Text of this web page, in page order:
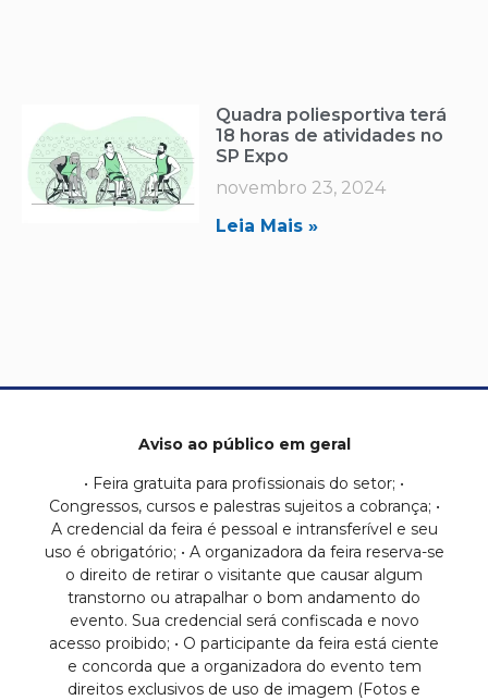
Quadra poliesportiva terá
18 horas de atividades no
SP Expo
novembro 23, 2024
Leia Mais »
Aviso ao público em geral
• Feira gratuita para profissionais do setor; •
Congressos, cursos e palestras sujeitos a cobrança; •
A credencial da feira é pessoal e intransferível e seu
uso é obrigatório; • A organizadora da feira reserva-se
o direito de retirar o visitante que causar algum
transtorno ou atrapalhar o bom andamento do
evento. Sua credencial será confiscada e novo
acesso proibido; • O participante da feira está ciente
e concorda que a organizadora do evento tem
direitos exclusivos de uso de imagem (Fotos e